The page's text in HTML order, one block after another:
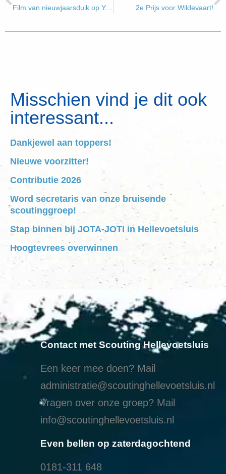
Film van nieuwjaarsduik op Youtube 2e Prijs voor Wildevaart!
Misschien vind je dit ook
interessant...
Dankjewel aan toppers!
Nieuwe voorzitter!
Contributie 2026
Word secretaris van onze bruisende
scoutinggroep!
Stap binnen bij JOTA-JOTI in Hellevoetsluis
Hoogtevrees overwinnen
Contact met Scouting Hellevoetsluis
Een keer mee doen? Mail
administratie@scoutinghellevoetsluis.nl
Vragen over onze groep? Mail
info@scoutinghellevoetsluis.nl
Even bellen op zaterdagochtend
0181-311 648